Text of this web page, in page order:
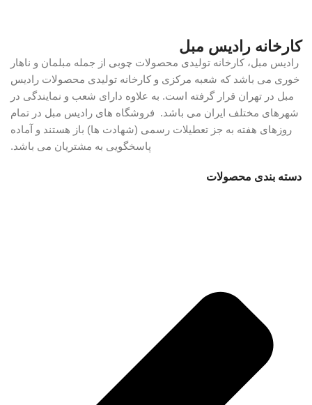
کارخانه رادیس مبل
رادیس مبل، کارخانه تولیدی محصولات چوبی از جمله مبلمان و ناهار
خوری می باشد که شعبه مرکزی و کارخانه تولیدی محصولات رادیس
مبل در تهران قرار گرفته است. به علاوه دارای شعب و نمایندگی در
شهرهای مختلف ایران می باشد. فروشگاه های رادیس مبل در تمام
روزهای هفته به جز تعطیلات رسمی (شهادت ها) باز هستند و آماده
پاسخگویی به مشتریان می باشد.
دسته بندی محصولات